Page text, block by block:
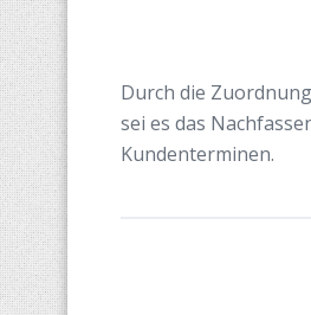
Durch die
sei es das
Kundenterminen.